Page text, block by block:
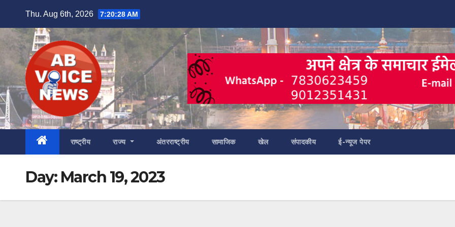
content
Thu. Aug 6th, 2026 7:20:29 AM
राष्ट्रीय राज्य अंतरराष्ट्रीय सामाजिक खेल संपादकीय ई-न्यूज पेपर
Day: March 19, 2023